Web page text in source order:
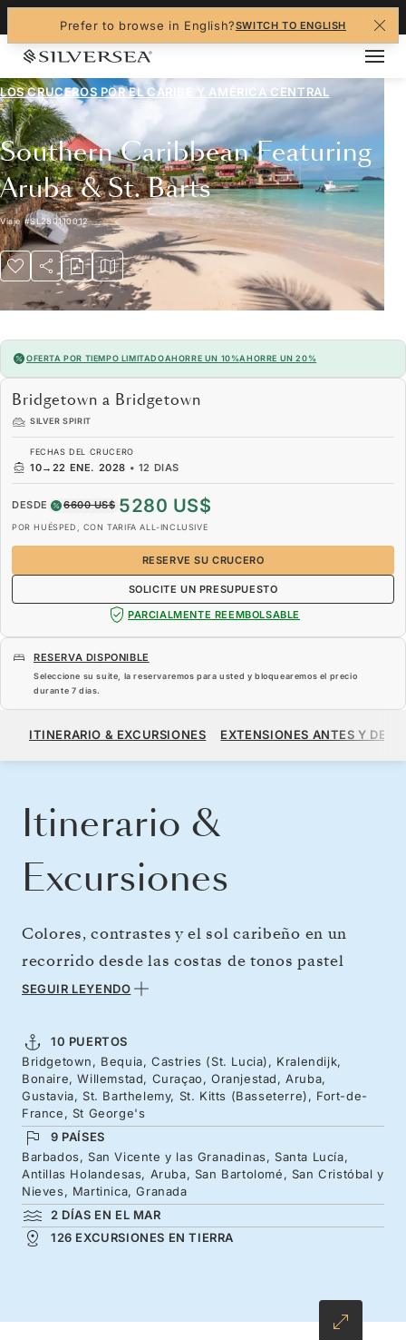
Prefer to browse in English?SWITCH TO ENGLISH
LOS CRUCEROS POR ELCARIBE Y AMÉRICA CENTRAL
Southern Caribbean Featuring
Aruba & St. Barts
Viaje#SL280110012
OFERTA POR TIEMPO LIMITADOAHORRE UN 10%AHORRE UN 20%
Bridgetown a Bridgetown
SILVER SPIRIT
FECHAS DEL CRUCERO
10→ 22 ENE. 2028 • 12 DIAS
DESDE 6600 US$ 5280 US$
POR HUÉSPED, CON TARIFA ALL-INCLUSIVE
RESERVE SU CRUCERO
SOLICITE UN PRESUPUESTO
PARCIALMENTE REEMBOLSABLE
RESERVA DISPONIBLE
Seleccione su suite, la reservaremos para usted y bloquearemos el precio
durante 7 dias.
5280 US$
ITINERARIO & EXCURSIONES EXTENSIONES ANTES Y
Itinerario &
Excursiones
Colores, contrastes y el sol caribeño en un
recorrido desde las costas de tonos pastel
hasta las cascadas y los bares de playa, donde
en el paraíso, navegando desde las Granadinas
a través de las Antillas Holandesas y las
Antillas Menores, en un viaje a través de
influencias británicas, holandesas, francesas y
criollas. En Martinica y Santa Lucía, las
cumbres volcánicas coronan islas exuberantes
mientras que, al sur, las aguas cristalinas del
Caribe holandés resplandecen con peces ángel
SEGUIR LEYENDO
10 PUERTOS
Bridgetown, Bequia, Castries (St. Lucia), Kralendijk,
Bonaire, Willemstad, Curaçao, Oranjestad, Aruba,
Gustavia, St. Barthelemy, St. Kitts (Basseterre), Fort-de-
France, St George's
9 PAÍSES
Barbados, San Vicente y las Granadinas, Santa Lucía,
Antillas Holandesas, Aruba, San Bartolomé, San Cristóbal y
Nieves, Martinica, Granada
2 DÍAS EN EL MAR
126 EXCURSIONES EN TIERRA